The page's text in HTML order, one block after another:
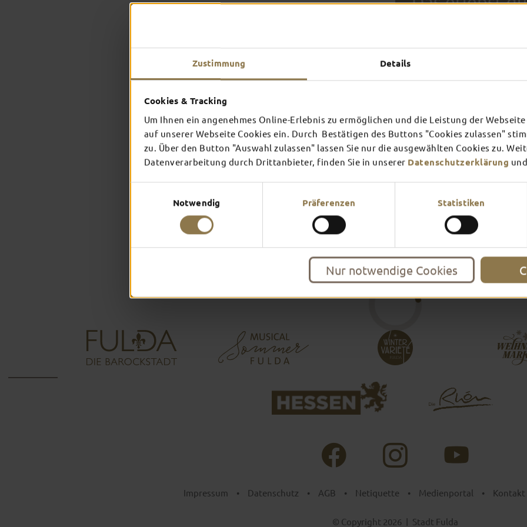
Zustimmung Details
Cookies & Tracking
Um Ihnen ein angenehmes Online-Erlebnis zu ermöglichen und die Leistung der
auf unserer Webseite Cookies ein. Durch Bestätigen des Buttons "Cookies zulassen"
zu. Über den Button "Auswahl zulassen" lassen Sie nur die ausgewählten Cookies zu.
Datenverarbeitung durch Drittanbieter, finden Sie in unserer Datenschutzerklärung
Notwendig Präferenzen Statistiken
Nur notwendige Cookies
SCHLOSS­
THEATER
Mehr erfahren
RHÖN
Mehr
Inspiration ansehen
TOP-
In Fulda ist irgendwo immer
Theater – entdecke hier
Impressum • Datenschutz • AGB • Netiquette • Medienportal • Kontakt
© Copyright 2026 | Stadt Fulda